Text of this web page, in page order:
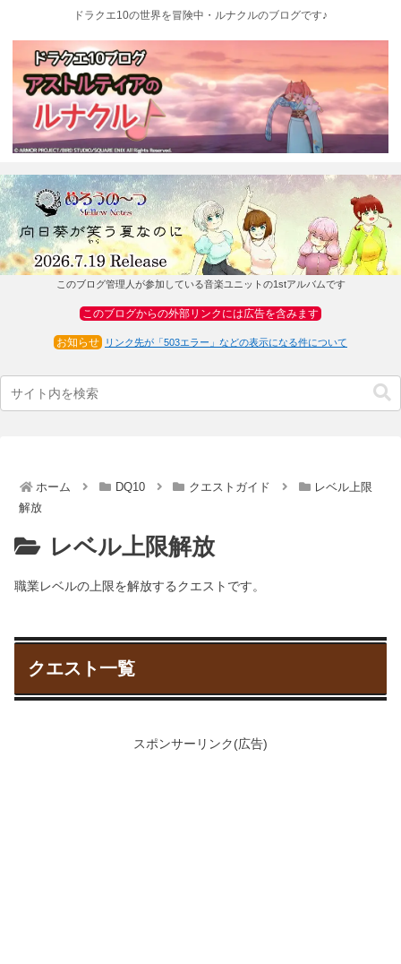
ドラクエ10の世界を冒険中・ルナクルのブログです♪
このブログ管理人が参加している音楽ユニットの1stアルバムです
このブログからの外部リンクには広告を含みます
お知らせ リンク先が「503エラー」などの表示になる件について
ホーム DQ10 クエストガイド
レベル上限
解放
レベル上限解放
職業レベルの上限を解放するクエストです。
クエスト一覧
スポンサーリンク(広告)